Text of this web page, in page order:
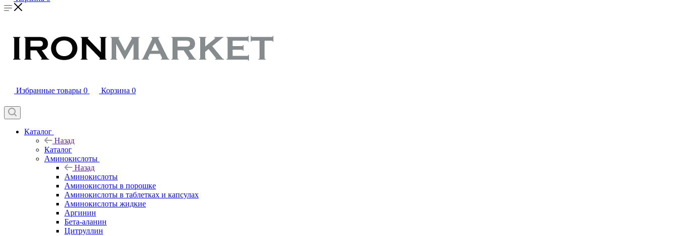
Избранные товары 0 Корзина 0
Каталог
Назад
Каталог
Аминокислоты
Назад
Аминокислоты
Аминокислоты в порошке
Аминокислоты в таблетках и капсулах
Аминокислоты жидкие
Аргинин
Бета-аланин
Цитруллин